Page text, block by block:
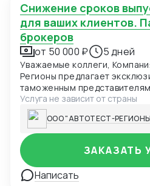
Снижение сроков выпуска продукции
для ваших клиентов.
брокеров
от 50 000 ₽ 5 дней
Уважаемые коллеги, Компания ООО АвтоТест-
Регионы предлагает
таможенным
клиенты сталкиваются с
оформления сертификатов ТР
специализируемся на
сертификатов соответствия: Казахстан Киргизия
Россия Передавайте нам запросы ваших клиентов
на сертификацию, а мы
решение их задачи. Вы
маржи за каждого
Услуга не зависит от страны
ООО "АВТОТЕСТ-
Написать
ЗАКАЗАТЬ